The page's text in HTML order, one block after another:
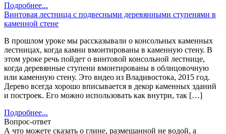
Подробнее...
Винтовая лестница с подвесными деревянными ступенями в
каменной стене
В прошлом уроке мы рассказывали о консольных каменных
лестницах, когда камни вмонтированы в каменную стену. В
этом уроке речь пойдет о винтовой консольной лестнице,
когда деревянные ступени вмонтированы в облицовочную
или каменную стену. Это видео из Владивостока, 2015 год.
Дерево всегда хорошо вписывается в декор каменных зданий
и построек. Его можно использовать как внутри, так […]
Подробнее...
Вопрос-ответ
А что можете сказать о глине, размешанной не водой, а